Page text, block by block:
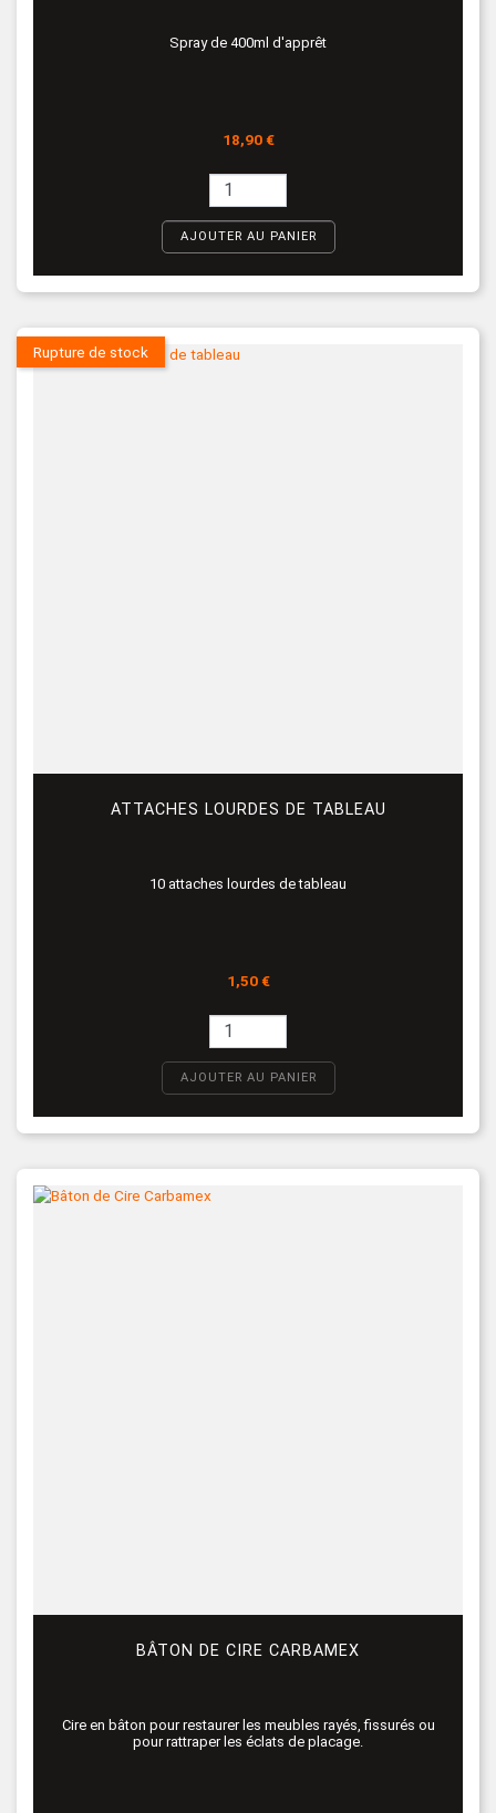
Spray de 400ml d'apprêt
Prix
18,90 €
AJOUTER AU PANIER
ATTACHES LOURDES DE TABLEAU
10 attaches lourdes de tableau
Prix
1,50 €
AJOUTER AU PANIER
Rupture de stock
BÂTON DE CIRE CARBAMEX
Cire en bâton pour restaurer les meubles rayés, fissurés ou
pour rattraper les éclats de placage.